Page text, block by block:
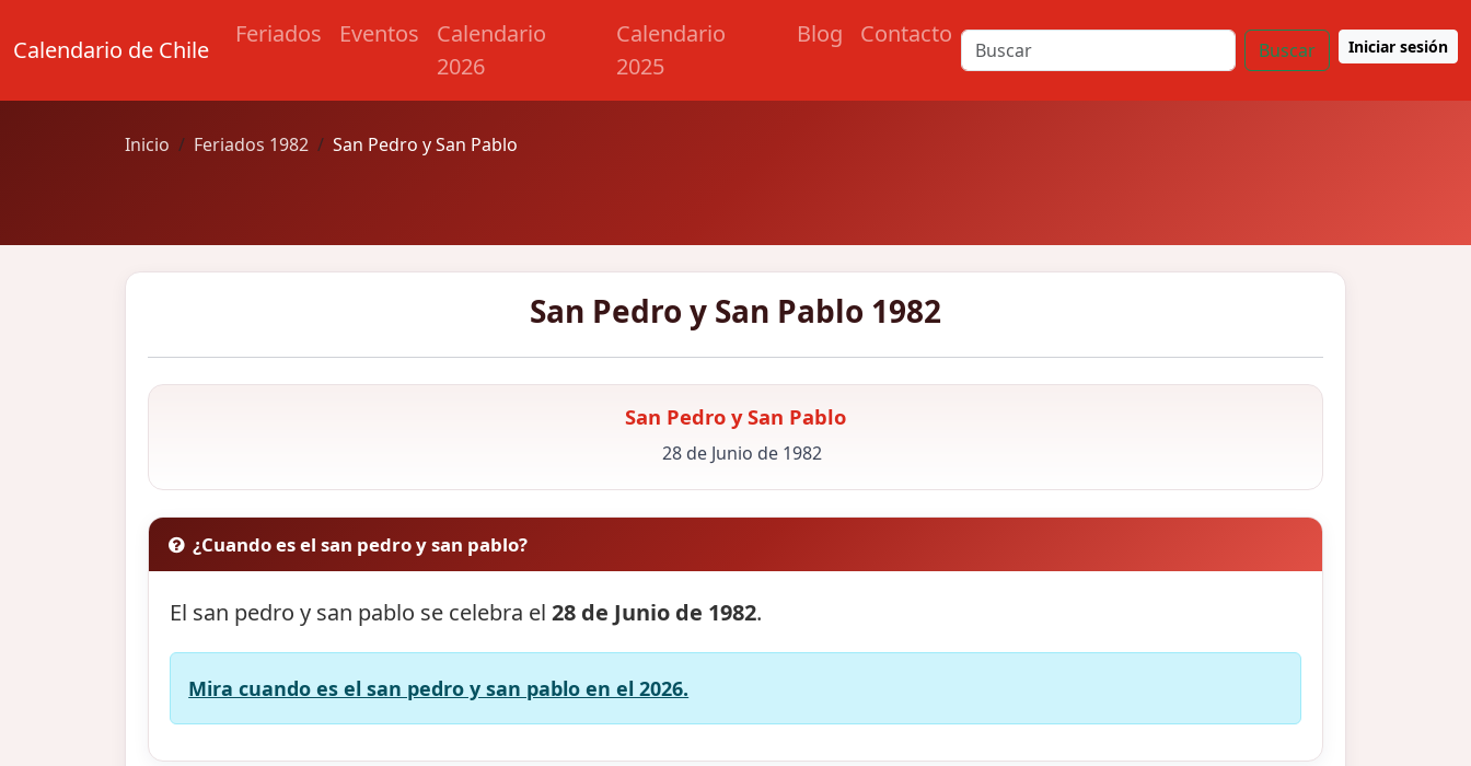
Calendario de Chile
Feriados Eventos
Calendario
2026
Calendario
2025
Blog Contacto
Buscar Iniciar sesión
Inicio Feriados 1982 San Pedro y San Pablo
San Pedro y San Pablo 1982
San Pedro y San Pablo
28 de Junio de 1982
¿Cuando es el san pedro y san pablo?
El san pedro y san pablo se celebra el28 de Junio de 1982.
Mira cuando es el san pedro y san pablo en el 2026.